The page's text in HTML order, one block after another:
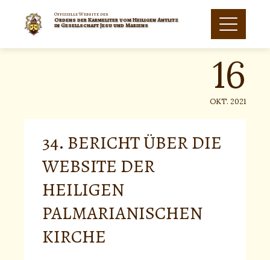
content
Offizielle Website des
Ordens der Karmeliter vom Heiligen Antlitz
in Gesellschaft Jesu und Mariens 16
OKT. 2021
34. BERICHT ÜBER DIE
WEBSITE DER
HEILIGEN
PALMARIANISCHEN
KIRCHE